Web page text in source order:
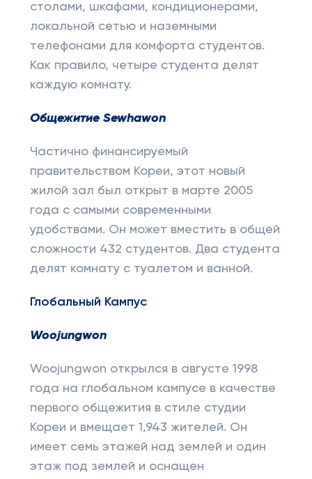
столами, шкафами, кондиционерами,
локальной сетью и наземными
телефонами для комфорта студентов.
Как правило, четыре студента делят
каждую комнату.
Общежитие Sewhawon
Частично финансируемый
правительством Кореи, этот новый
жилой зал был открыт в марте 2005
года с самыми современными
удобствами. Он может вместить в общей
сложности 432 студентов. Два студента
делят комнату с туалетом и ванной.
Глобальный Кампус
Woojungwon
Woojungwon открылся в августе 1998
года на глобальном кампусе в качестве
первого общежития в стиле студии
Кореи и вмещает 1,943 жителей. Он
имеет семь этажей над землей и один
этаж под землей и оснащен